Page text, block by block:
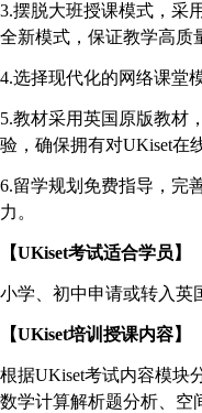
3.摆脱大班授课模式，采
全新模式，保证教学高质
4.选择现代化的网络课堂
5.教材采用英国原版教材
验，确保拥有对UKiset在
6.留学规划免费指导，完
力。
【UKiset考试适合学员】
小学、初中申请或转入英
【UKiset培训授课内容】
根据UKiset考试内容模块
数学计算解析题分析、空